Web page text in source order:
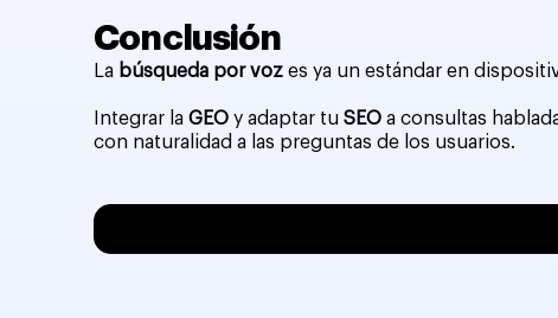
Conclusión
La búsqueda por voz es ya un estándar en
Integrar laGEO y adaptar tuSEO a consultas
con naturalidad a las preguntas de los usuarios.